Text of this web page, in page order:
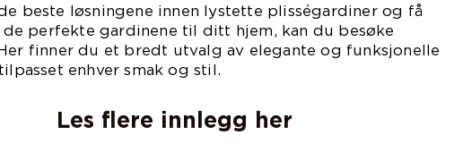
beste løsningene innen lystette plisségardiner og få
perfekte gardinene til ditt hjem, kan du besøke
finner du et bredt utvalg av elegante og funksjonelle
enhver smak og stil.
Les flere innlegg her